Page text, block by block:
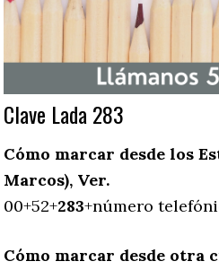
Clave Lada 283
Cómo marcar desde los
Marcos), Ver.
00+52+283+número
Cómo marcar desde otra